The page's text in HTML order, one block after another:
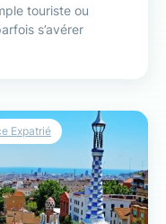
touriste ou
s’avérer
Expatrié